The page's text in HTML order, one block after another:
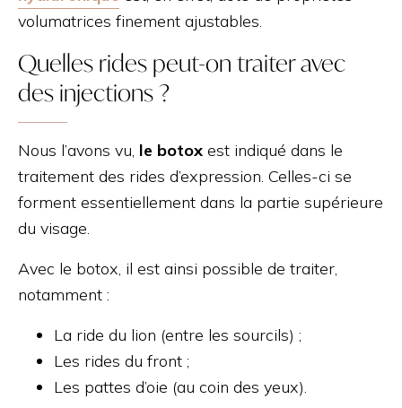
volumatrices finement ajustables.
Quelles rides peut-on traiter avec
des injections ?
Nous l’avons vu, le botox est indiqué dans le
traitement des rides d’expression. Celles-ci se
forment essentiellement dans la partie supérieure
du visage.
Avec le botox, il est ainsi possible de traiter,
notamment :
La ride du lion (entre les sourcils) ;
Les rides du front ;
Les pattes d’oie (au coin des yeux).